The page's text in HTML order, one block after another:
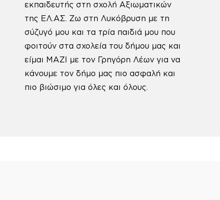
εκπαιδευτής στη σχολή Αξιωματικών
της ΕΛ.ΑΣ. Ζω στη Λυκόβρυση με τη
σύζυγό μου και τα τρία παιδιά μου που
φοιτούν στα σχολεία του δήμου μας και
είμαι ΜΑΖΙ με τον Γρηγόρη Λέων για να
κάνουμε τον δήμο μας πιο ασφαλή και
πιο βιώσιμο για όλες και όλους.